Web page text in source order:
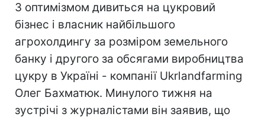
З оптимізмом дивиться на цукровий
бізнес і власник найбільшого
агрохолдингу за розміром земельного
банку і другого за обсягами виробництва
цукру в Україні - компанії Ukrlandfarming
Олег Бахматюк. Минулого тижня на
зустрічі з журналістами він заявив, що